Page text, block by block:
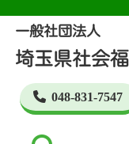
048-831-7547